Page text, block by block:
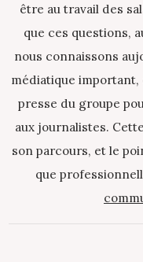
être au travail des
que ces questions,
nous connaissons
médiatique important,
presse du groupe
aux journalistes.
son parcours, et le
que